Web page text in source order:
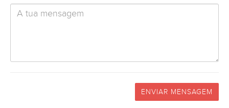
ENVIAR MENSAGEM